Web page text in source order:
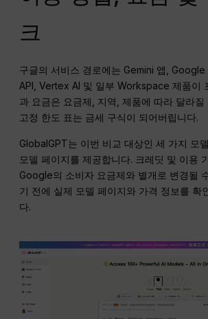
크
구글의 서비스 경로에는 Gemini 앱,
API, Vertex AI 및 일부 Workspace 제품이
과 요금은 요금제, 지역, 제품에 따라 달라질
고정 한도 표는 금세 구식이 되어버립니다.
GlobalGPT는 이번 비교 대상인 세 가지 모
모델 페이지를 제공합니다. 크레딧 및 이용
Google의 소비자 요금제와 별개로 변경될
기 전에 실제 모델 페이지와 가격 정보를 확
다.